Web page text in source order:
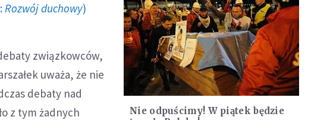
Rozwój duchowy)
związkowców,
uważa, że nie
debaty nad
z tym żadnych
Nie odpuścimy! W piątek będzie